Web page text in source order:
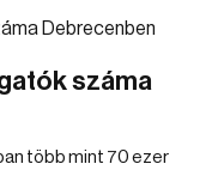
száma
több mint 70 ezer